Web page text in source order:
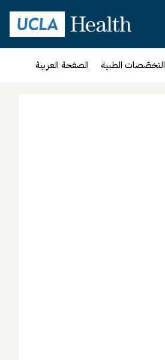
الصفحة العربية التخصّصات الطبية